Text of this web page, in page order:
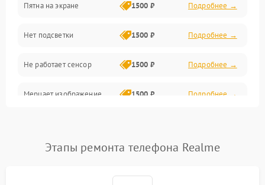
Проблемы с питанием, зарядкой и аккумулятором
Проблемы с работой системы, корпусом и другие
Пятна на экране 1500 ₽ Подробнее →
Нет подсветки 1500 ₽ Подробнее →
Не работает сенсор 1500 ₽ Подробнее →
Мерцает изображение 1500 ₽ Подробнее →
Не работает Face ID 4000 ₽ Подробнее →
Этапы ремонта телефона Realme